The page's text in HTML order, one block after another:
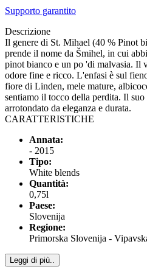
Supporto garantito
Descrizione
Il genere di St. Mihael (40 % Pinot
prende il nome da Šmihel, in cui
pinot bianco e un po 'di malvasia. Il
odore fine e ricco. L'enfasi è sul
fiore di Linden, mele mature,
sentiamo il tocco della perdita. Il
arrotondato da eleganza e durata.
CARATTERISTICHE
Annata:
- 2015
Tipo:
White blends
Quantità:
0,75l
Paese:
Slovenija
Regione:
Primorska Slovenija -
Leggi di più..